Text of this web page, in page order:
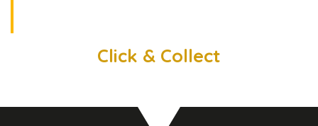
Click & Collect